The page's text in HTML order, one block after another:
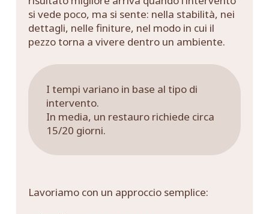
si vede poco, ma si sente: nella stabilità, nei
dettagli, nelle finiture, nel modo in cui il
pezzo torna a vivere dentro un ambiente.
I tempi variano in base al tipo di
intervento.
In media, un restauro richiede circa
15/20 giorni.
Lavoriamo con un approccio semplice: